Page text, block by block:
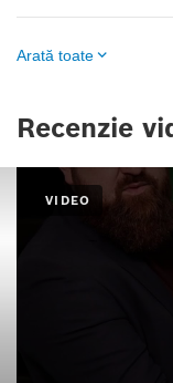
Arată toate
Recenzie
VIDEO